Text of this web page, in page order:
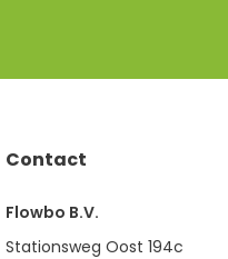
Contact
Flowbo B.V.
Stationsweg Oost 194c